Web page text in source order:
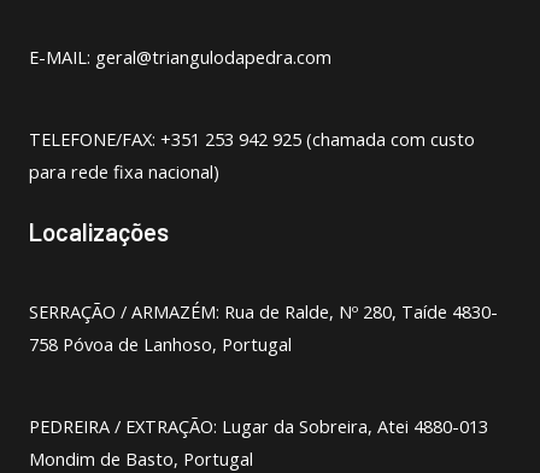
E-MAIL: geral@triangulodapedra.com
TELEFONE/FAX: +351 253 942 925 (chamada com custo
para rede fixa nacional)
Localizações
SERRAÇÃO / ARMAZÉM: Rua de Ralde, Nº 280, Taíde 4830-
758 Póvoa de Lanhoso, Portugal
PEDREIRA / EXTRAÇÃO: Lugar da Sobreira, Atei 4880-013
Mondim de Basto, Portugal